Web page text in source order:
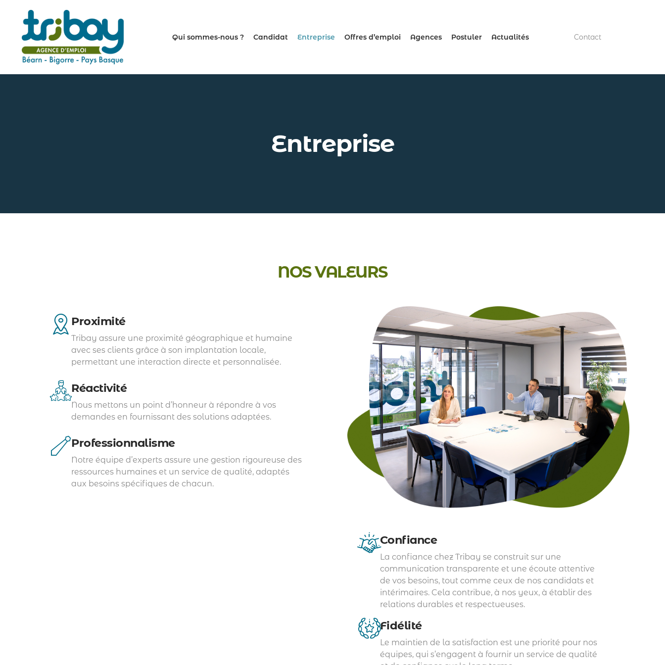
Qui sommes-nous ? Candidat Entreprise Offres d’emploi Agences Postuler Actualités Contact
Entreprise
NOS VALEURS
Proximité
Tribay assure une proximité géographique et humaine
avec ses clients grâce à son implantation locale,
permettant une interaction directe et personnalisée.
Réactivité
Nous mettons un point d’honneur à répondre à vos
demandes en fournissant des solutions adaptées.
Professionnalisme
Notre équipe d’experts assure une gestion rigoureuse des
ressources humaines et un service de qualité, adaptés
aux besoins spécifiques de chacun.
Confiance
La confiance chez Tribay se construit sur une
communication transparente et une écoute attentive
de vos besoins, tout comme ceux de nos candidats et
intérimaires. Cela contribue, à nos yeux, à établir des
relations durables et respectueuses.
Fidélité
Le maintien de la satisfaction est une priorité pour nos
équipes, qui s’engagent à fournir un service de qualité